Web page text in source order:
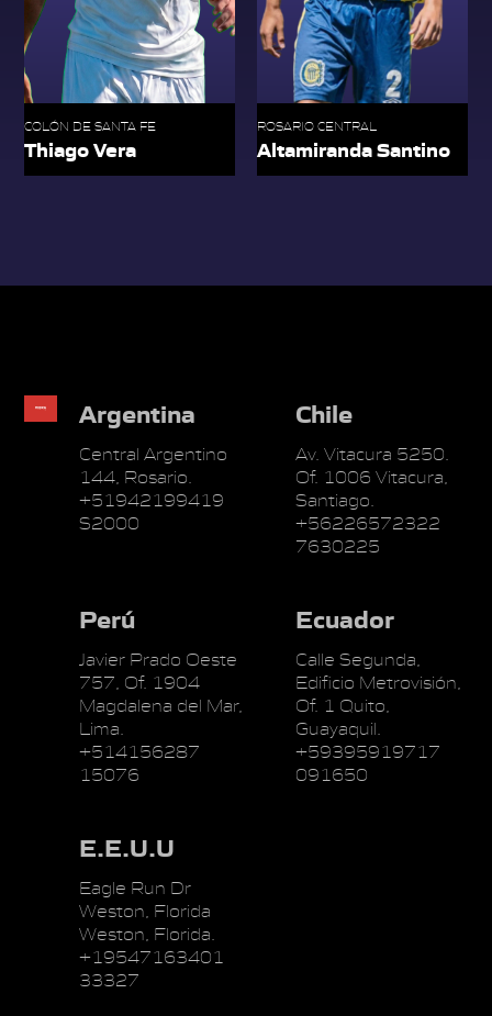
COLÓN DE SANTA FE
Thiago Vera
ROSARIO CENTRAL
Altamiranda Santino
Argentina
Central Argentino
144, Rosario.
+51942199419
S2000
Chile
Av. Vitacura 5250.
Of. 1006 Vitacura,
Santiago.
+56226572322
7630225
Perú
Javier Prado Oeste
757, Of. 1904
Magdalena del Mar,
Lima.
+514156287
15076
Ecuador
Calle Segunda,
Edificio Metrovisión,
Of. 1 Quito,
Guayaquil.
+59395919717
091650
E.E.U.U
Eagle Run Dr
Weston, Florida
Weston, Florida.
+19547163401
33327